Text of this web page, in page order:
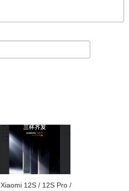
Xiaomi 12S / 12S Pro /